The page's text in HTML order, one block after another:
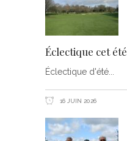
Éclectique cet été
Éclectique d'été
16 JUIN 2026